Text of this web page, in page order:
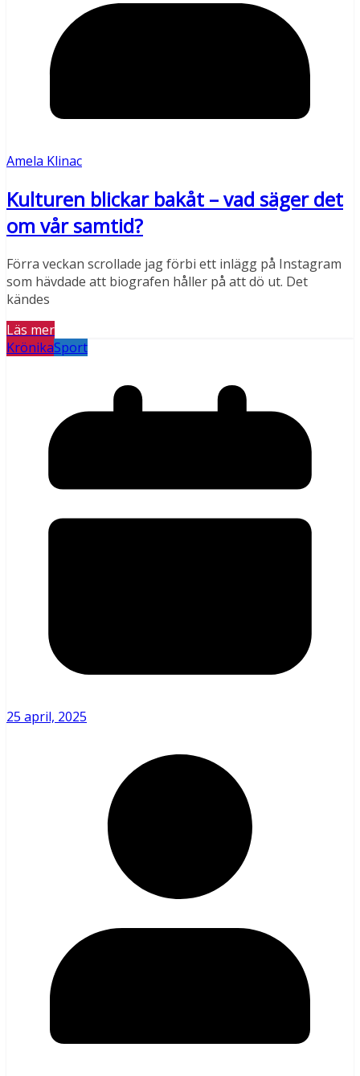
Amela Klinac
Kulturen blickar bakåt – vad säger det
om vår samtid?
Förra veckan scrollade jag förbi ett inlägg på Instagram
som hävdade att biografen håller på att dö ut. Det
kändes
Läs mer
KrönikaSport
25 april, 2025